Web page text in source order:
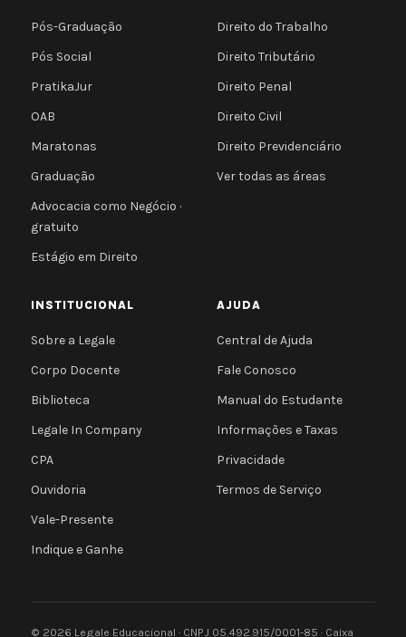
Pós-Graduação
Pós Social
PratikaJur
OAB
Maratonas
Graduação
Advocacia como Negócio ·
gratuito
Estágio em Direito
Direito do Trabalho
Direito Tributário
Direito Penal
Direito Civil
Direito Previdenciário
Ver todas as áreas
INSTITUCIONAL
Sobre a Legale
Corpo Docente
Biblioteca
Legale In Company
CPA
Ouvidoria
Vale-Presente
Indique e Ganhe
AJUDA
Central de Ajuda
Fale Conosco
Manual do Estudante
Informações e Taxas
Privacidade
Termos de Serviço
© 2026 Legale Educacional · CNPJ 05.492.915/0001-85 · Caixa